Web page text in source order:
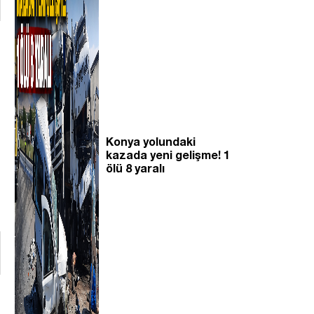
Konya yolundaki
kazada yeni gelişme! 1
ölü 8 yaralı